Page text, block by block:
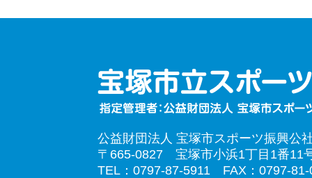
公益財団法人 宝塚市スポーツ振興公
〒665-0827 宝塚市小浜1丁目1番11
TEL：0797-87-5911 FAX：0797-81-